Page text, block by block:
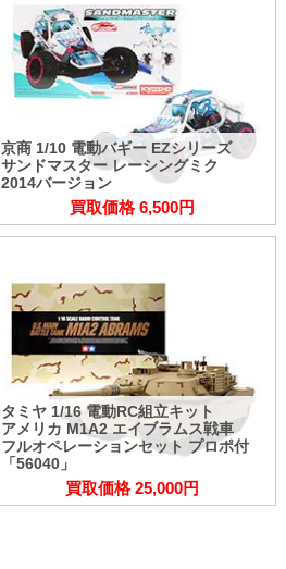
京商 1/10 電動バギー EZシリーズ
サンドマスター レーシングミク
2014バージョン
買取価格 6,500円
タミヤ 1/16 電動RC組立キット
アメリカ M1A2 エイブラムス戦車
フルオペレーションセット プロポ付
「56040」
買取価格 25,000円